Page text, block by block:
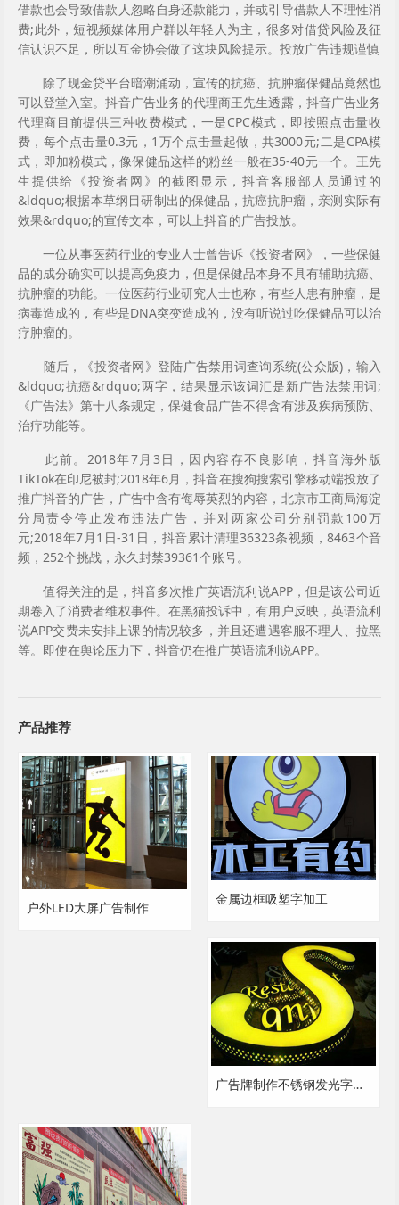
借款也会导致借款人忽略自身还款能力，并或引导借款人不理性消
费;此外，短视频媒体用户群以年轻人为主，很多对借贷风险及征
信认识不足，所以互金协会做了这块风险提示。 投放广告违规谨慎
除了现金贷平台暗潮涌动，宣传的抗癌、抗肿瘤保健品竟然也
可以登堂入室。抖音广告业务的代理商王先生透露，抖音广告业务
代理商目前提供三种收费模式，一是CPC模式，即按照点击量收
费，每个点击量0.3元，1万个点击量起做，共3000元;二是CPA模
式，即加粉模式，像保健品这样的粉丝一般在35-40元一个。王先
生提供给《投资者网》的截图显示，抖音客服部人员通过的
&ldquo;根据本草纲目研制出的保健品，抗癌抗肿瘤，亲测实际有
效果&rdquo;的宣传文本，可以上抖音的广告投放。
一位从事医药行业的专业人士曾告诉《投资者网》，一些保健
品的成分确实可以提高免疫力，但是保健品本身不具有辅助抗癌、
抗肿瘤的功能。一位医药行业研究人士也称，有些人患有肿瘤，是
病毒造成的，有些是DNA突变造成的，没有听说过吃保健品可以治
疗肿瘤的。
随后，《投资者网》登陆广告禁用词查询系统(公众版)，输入
&ldquo;抗癌&rdquo;两字，结果显示该词汇是新广告法禁用词;
《广告法》第十八条规定，保健食品广告不得含有涉及疾病预防、
治疗功能等。
此前。2018年7月3日，因内容存不良影响，抖音海外版
TikTok在印尼被封;2018年6月，抖音在搜狗搜索引擎移动端投放了
推广抖音的广告，广告中含有侮辱英烈的内容，北京市工商局海淀
分局责令停止发布违法广告，并对两家公司分别罚款100万
元;2018年7月1日-31日，抖音累计清理36323条视频，8463个音
频，252个挑战，永久封禁39361个账号。
值得关注的是，抖音多次推广英语流利说APP，但是该公司近
期卷入了消费者维权事件。在黑猫投诉中，有用户反映，英语流利
说APP交费未安排上课的情况较多，并且还遭遇客服不理人、拉黑
等。即使在舆论压力下，抖音仍在推广英语流利说APP。
产品推荐
户外LED大屏广告制作
金属边框吸塑字加工
广告牌制作不锈钢发光字冲孔字